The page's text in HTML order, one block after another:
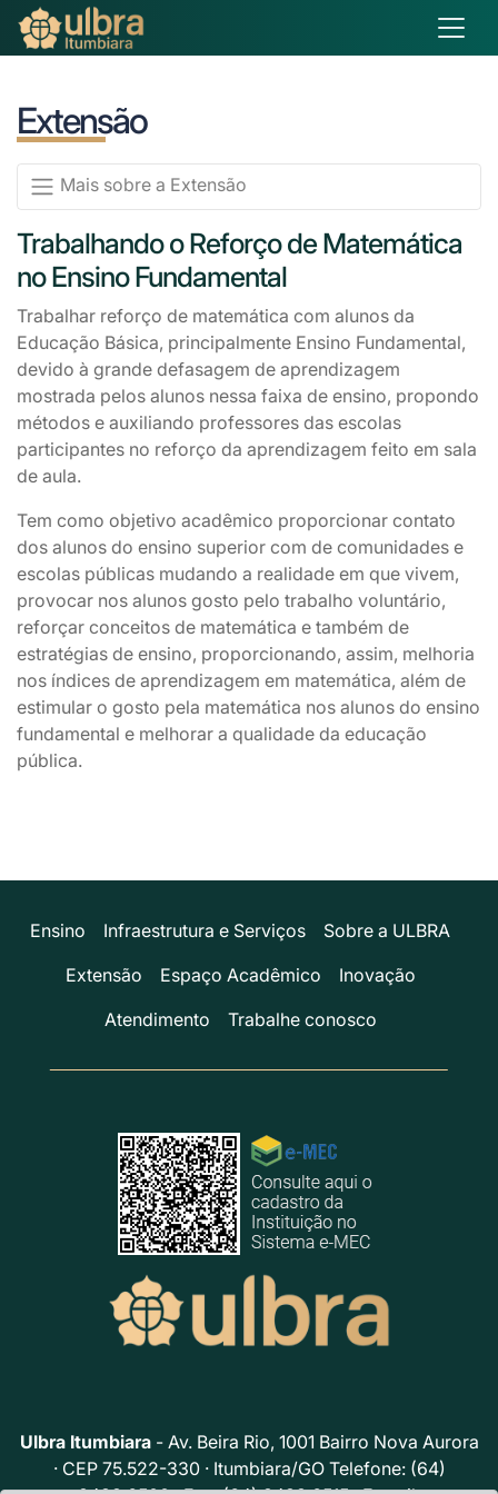
Extensão
Mais sobre a Extensão
Trabalhando o Reforço de Matemática
no Ensino Fundamental
Trabalhar reforço de matemática com alunos da
Educação Básica, principalmente Ensino Fundamental,
devido à grande defasagem de aprendizagem
mostrada pelos alunos nessa faixa de ensino, propondo
métodos e auxiliando professores das escolas
participantes no reforço da aprendizagem feito em sala
de aula.
Tem como objetivo acadêmico proporcionar contato
dos alunos do ensino superior com de comunidades e
escolas públicas mudando a realidade em que vivem,
provocar nos alunos gosto pelo trabalho voluntário,
reforçar conceitos de matemática e também de
estratégias de ensino, proporcionando, assim, melhoria
nos índices de aprendizagem em matemática, além de
estimular o gosto pela matemática nos alunos do ensino
fundamental e melhorar a qualidade da educação
pública.
Ensino Infraestrutura e Serviços
Sobre a ULBRA
Extensão
Espaço Acadêmico
Inovação
Atendimento
Trabalhe conosco
Ulbra Itumbiara- Av. Beira Rio, 1001 Bairro Nova Aurora
· CEP 75.522-330 · Itumbiara/GO Telefone: (64)